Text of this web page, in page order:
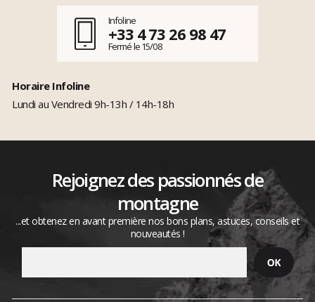
Infoline
+33 4 73 26 98 47
Fermé le 15/08
Horaire Infoline
Lundi au Vendredi 9h-13h / 14h-18h
Rejoignez des passionnés de
montagne
...et obtenez en avant première nos bons plans, astuces, conseils et
nouveautés !